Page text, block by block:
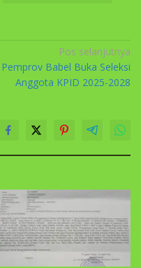
Pos selanjutnya
Pemprov Babel Buka Seleksi
Anggota KPID 2025-2028